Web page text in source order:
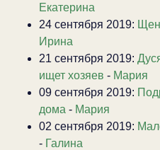
Екатерина
24 сентября 2019:
Ирина
21 сентября 2019:
ищет хозяев - Мария
09 сентября 2019:
дома - Мария
02 сентября 2019:
- Галина